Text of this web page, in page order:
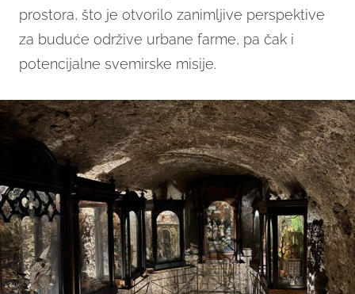
prostora, što je otvorilo zanimljive perspektive
za buduće održive urbane farme, pa čak i
potencijalne svemirske misije.